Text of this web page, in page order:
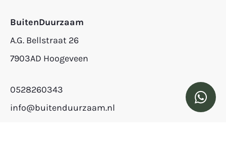
BuitenDuurzaam
A.G. Bellstraat 26
7903AD Hoogeveen
0528260343
info@buitenduurzaam.nl